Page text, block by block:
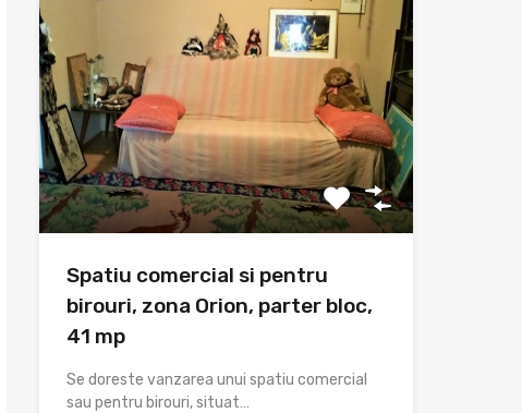
Spatiu comercial si pentru
birouri, zona Orion, parter bloc,
41 mp
Se doreste vanzarea unui spatiu comercial
sau pentru birouri, situat…